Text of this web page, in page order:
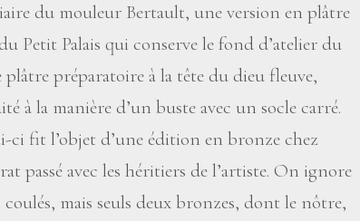
du mouleur Bertault, une version en plâtre
Petit Palais qui conserve le fond d’atelier du
préparatoire à la tête du dieu fleuve,
à la manière d’un buste avec un socle carré.
ci fit l’objet d’une édition en bronze chez
passé avec les héritiers de l’artiste. On ignore
coulés, mais seuls deux bronzes, dont le nôtre,